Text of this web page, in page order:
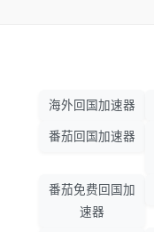
海外回国加速器
番茄回国加速器
番茄免费回国加
速器